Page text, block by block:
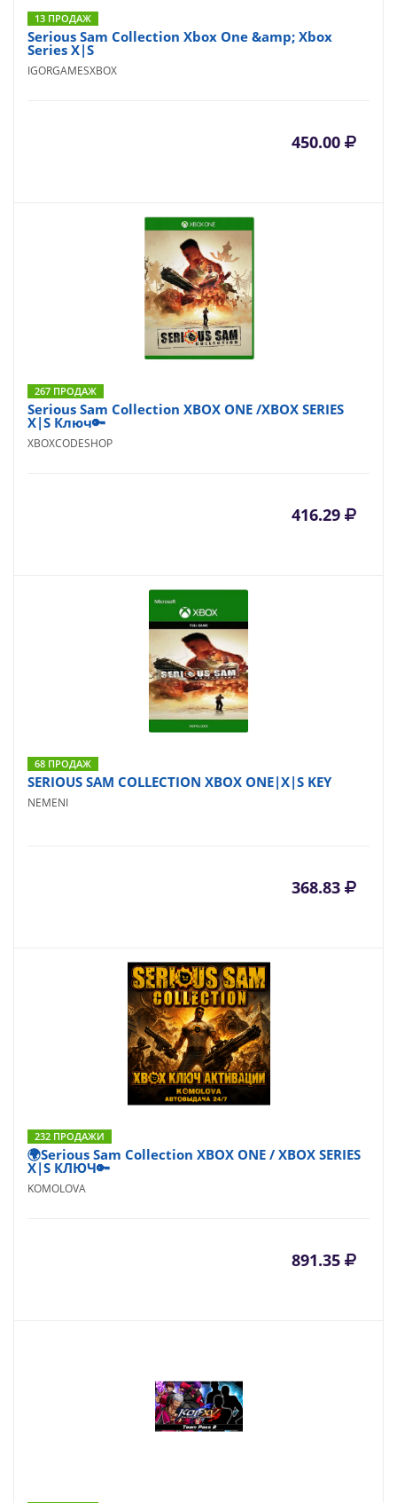
13 ПРОДАЖ
Serious Sam Collection Xbox One &amp; Xbox
Series X|S
IGORGAMESXBOX
450.00
267 ПРОДАЖ
Serious Sam Collection XBOX ONE /XBOX SERIES
X|S Ключ🔑
XBOXCODESHOP
416.29
68 ПРОДАЖ
SERIOUS SAM COLLECTION XBOX ONE|X|S KEY
NEMENI
368.83
232 ПРОДАЖИ
🌍Serious Sam Collection XBOX ONE / XBOX SERIES
X|S КЛЮЧ🔑
KOMOLOVA
891.35